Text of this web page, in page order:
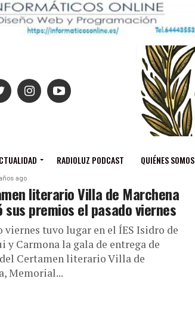
RADIOLUZ PODCAST QUIÉNES SOMOS
ago
literario Villa de Marchena
premios el pasado viernes
viernes tuvo lugar en el ÍES Isidro de
y Carmona la gala de entrega de
Certamen literario Villa de
Memorial...